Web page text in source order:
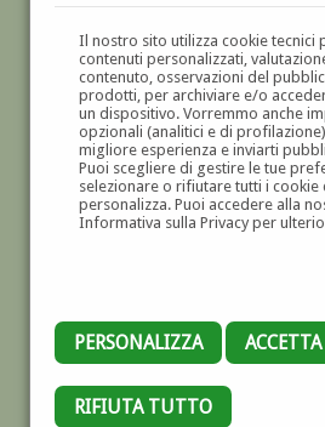
Il nostro sito utilizza cookie tecnici
contenuti personalizzati,
contenuto, osservazioni del
prodotti, per archiviare e/o
un dispositivo. Vorremmo anche
opzionali (analitici e di
migliore esperienza e inviarti
Puoi scegliere di gestire le tue
selezionare o rifiutare tutti i cookie
personalizza. Puoi accedere alla
Informativa sulla Privacy per
PERSONALIZZA ACCETTA
RIFIUTA TUTTO
GALLERIAD'ARTE
DIPINTI E